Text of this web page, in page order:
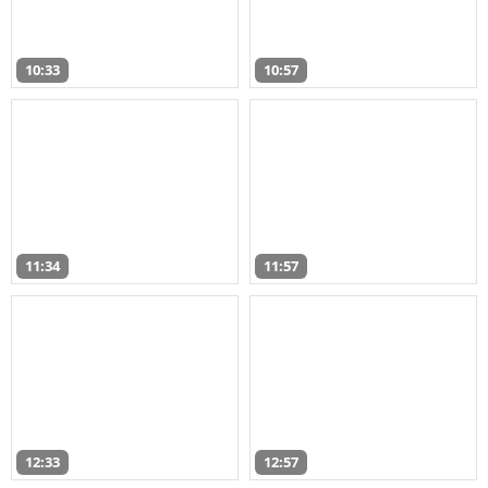
10:33 10:57
11:34 11:57
12:33 12:57